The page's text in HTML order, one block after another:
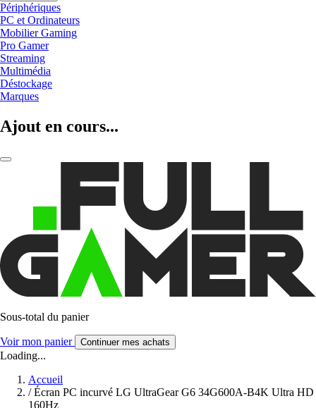
Périphériques
PC et Ordinateurs
Mobilier Gaming
Pro Gamer
Streaming
Multimédia
Déstockage
Marques
Ajout en cours...
Sous-total du panier
Voir mon panier Continuer mes achats
Loading...
Accueil
/ Écran PC incurvé LG UltraGear G6 34G600A-B4K Ultra HD
160Hz